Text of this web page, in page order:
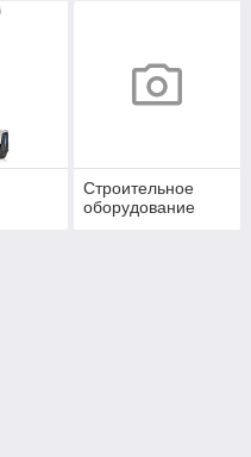
Строительное
оборудование